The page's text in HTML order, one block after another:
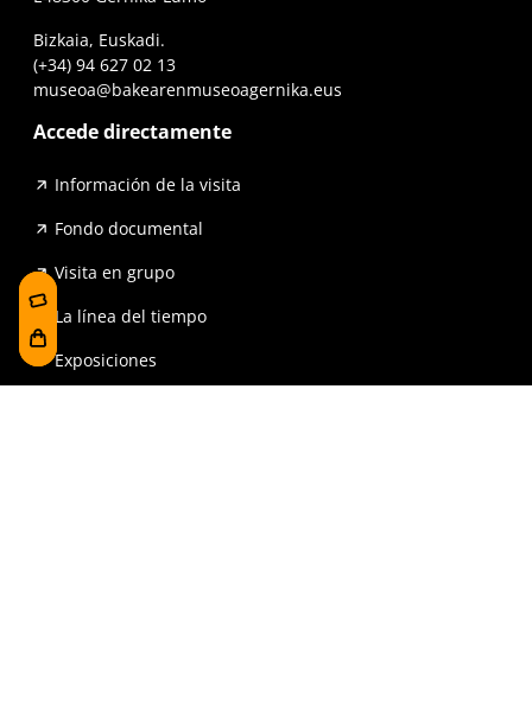
Bizkaia, Euskadi.
(+34) 94 627 02 13
museoa@bakearenmuseoagernika.eus
Accede directamente
Información de la visita
Fondo documental
Visita en grupo
La línea del tiempo
Exposiciones